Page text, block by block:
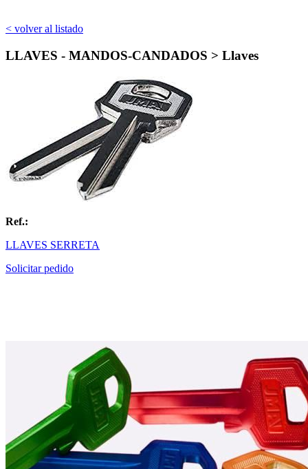
< volver al listado
LLAVES - MANDOS-CANDADOS > Llaves
Ref.:
LLAVES SERRETA
Solicitar pedido